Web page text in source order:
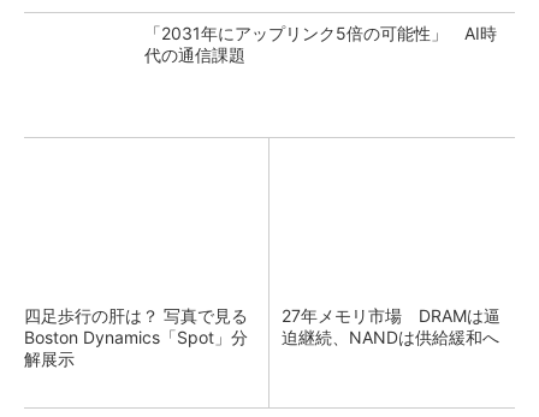
「2031年にアップリンク5倍の可能性」 AI時
代の通信課題
四足歩行の肝は？ 写真で見る
Boston Dynamics「Spot」分
解展示
27年メモリ市場 DRAMは逼
迫継続、NANDは供給緩和へ